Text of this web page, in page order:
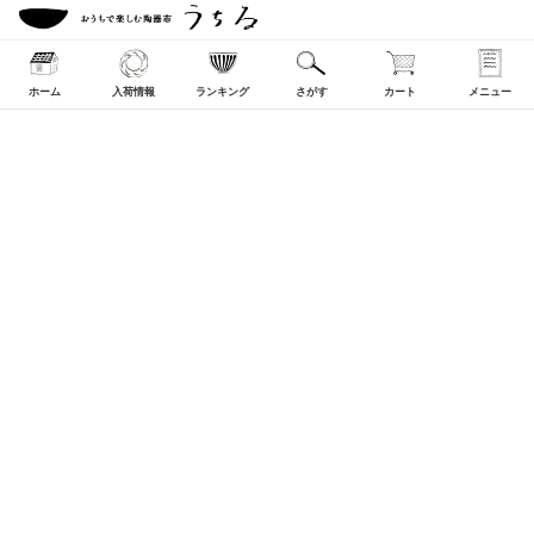
ホーム 入荷情報 ランキング さがす カート メニュー